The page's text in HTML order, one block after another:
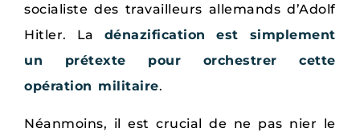
socialiste des travailleurs allemands d’Adolf
Hitler. La dénazification est simplement
un prétexte pour orchestrer cette
opération militaire.
Néanmoins, il est crucial de ne pas nier le